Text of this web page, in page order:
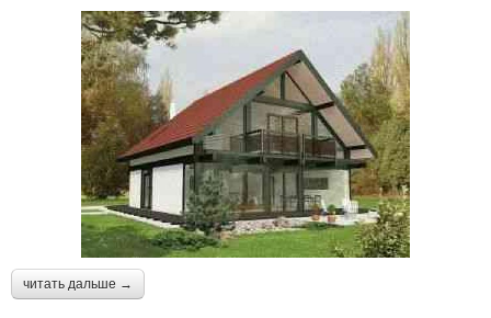
читать дальше →